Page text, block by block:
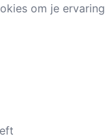
om je ervaring